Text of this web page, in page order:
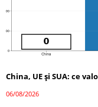
China, UE și SUA: ce
06/08/2026